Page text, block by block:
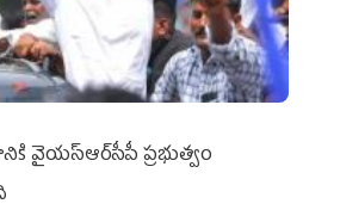
వైయ‌స్ఆర్‌సీపీ ప్రభుత్వం